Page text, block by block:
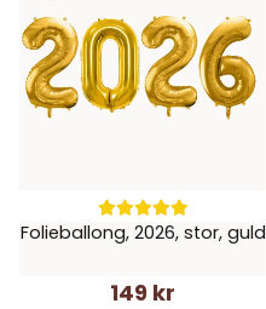
Folieballong, 2026, stor, guld
149 kr